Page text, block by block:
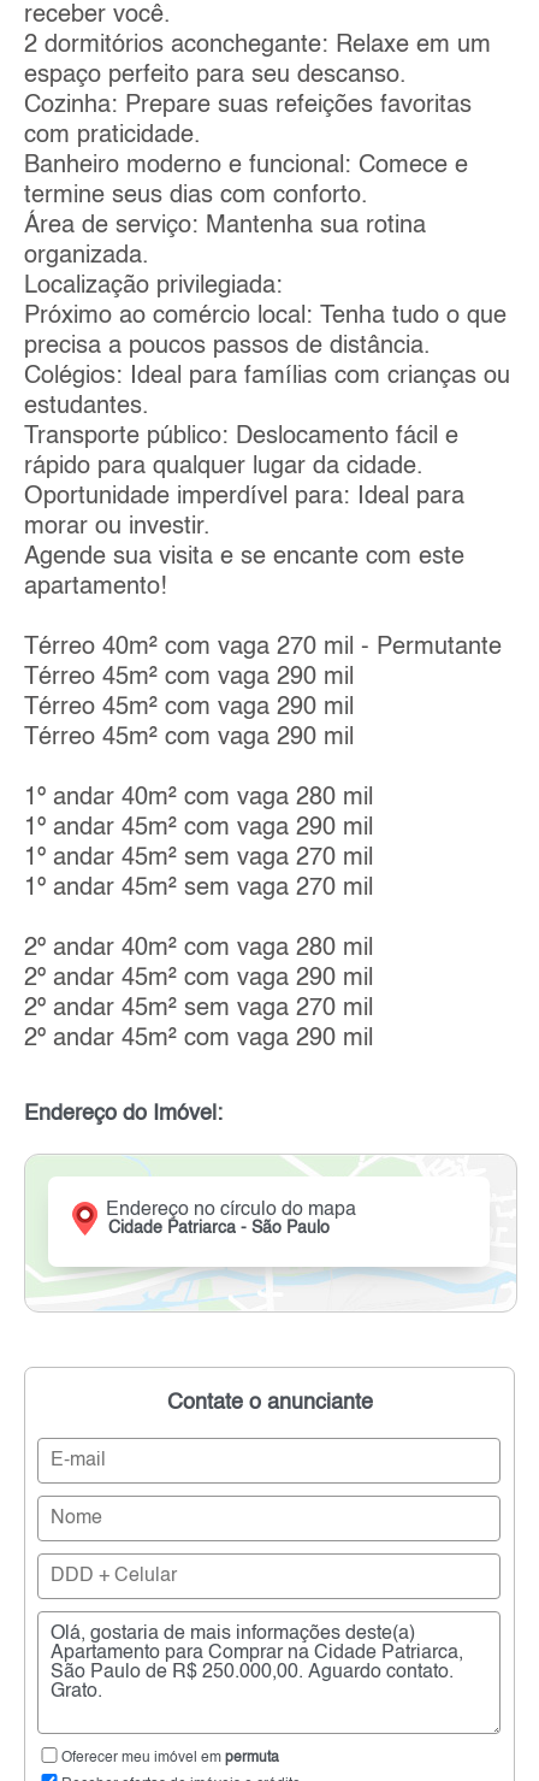
receber você.
2 dormitórios aconchegante: Relaxe em um
espaço perfeito para seu descanso.
Cozinha: Prepare suas refeições favoritas
com praticidade.
Banheiro moderno e funcional: Comece e
termine seus dias com conforto.
Área de serviço: Mantenha sua rotina
organizada.
Localização privilegiada:
Próximo ao comércio local: Tenha tudo o que
precisa a poucos passos de distância.
Colégios: Ideal para famílias com crianças ou
estudantes.
Transporte público: Deslocamento fácil e
rápido para qualquer lugar da cidade.
Oportunidade imperdível para: Ideal para
morar ou investir.
Agende sua visita e se encante com este
apartamento!
Térreo 40m² com vaga 270 mil - Permutante
Térreo 45m² com vaga 290 mil
Térreo 45m² com vaga 290 mil
Térreo 45m² com vaga 290 mil
1º andar 40m² com vaga 280 mil
1º andar 45m² com vaga 290 mil
1º andar 45m² sem vaga 270 mil
1º andar 45m² sem vaga 270 mil
2º andar 40m² com vaga 280 mil
2º andar 45m² com vaga 290 mil
2º andar 45m² sem vaga 270 mil
2º andar 45m² com vaga 290 mil
Endereço do Imóvel:
Endereço no círculo do mapa
Cidade Patriarca - São Paulo
Contate o anunciante
Oferecer meu imóvel em permuta